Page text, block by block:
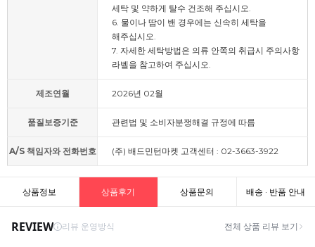
세탁 및 약하게 탈수 건조해 주십시오.
6. 물이나 땀이 밴 경우에는 신속히 세탁을
해주십시오.
7. 자세한 세탁방법은 의류 안쪽의 취급시 주의사항
라벨을 참고하여 주십시오.
제조연월 2026년 02월
품질보증기준 관련법 및 소비자분쟁해결 규정에 따름
A/S 책임자와 전화번호 (주) 배드민턴마켓 고객센터 : 02-3663-3922
상품정보 상품후기 상품문의 배송 · 반품 안내